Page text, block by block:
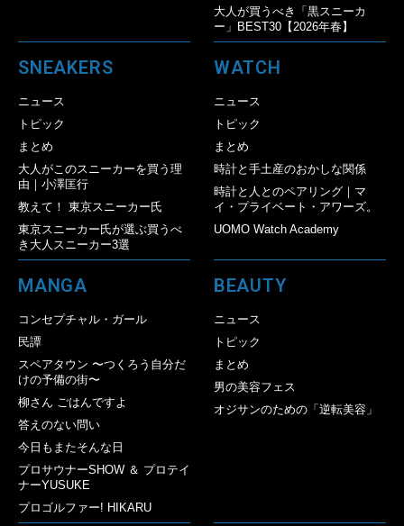
大人が買うべき「黒スニーカ
ー」BEST30【2026年春】
SNEAKERS
ニュース
トピック
まとめ
大人がこのスニーカーを買う理
由｜小澤匡行
教えて！ 東京スニーカー氏
東京スニーカー氏が選ぶ買うべ
き大人スニーカー3選
WATCH
ニュース
トピック
まとめ
時計と手土産のおかしな関係
時計と人とのペアリング｜マ
イ・プライベート・アワーズ。
UOMO Watch Academy
MANGA
コンセプチャル・ガール
民譚
スペアタウン 〜つくろう自分だ
けの予備の街〜
柳さん ごはんですよ
答えのない問い
今日もまたそんな日
プロサウナーSHOW ＆ プロテイ
ナーYUSUKE
プロゴルファー! HIKARU
BEAUTY
ニュース
トピック
まとめ
男の美容フェス
オジサンのための「逆転美容」